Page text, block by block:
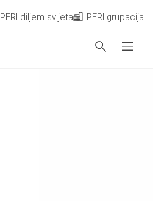
PERI diljem svijeta PERI grupacija